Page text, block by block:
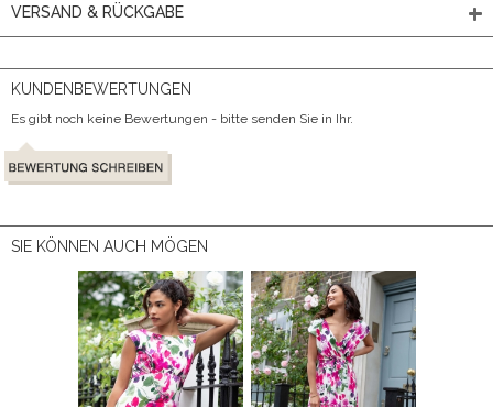
VERSAND & RÜCKGABE
KUNDENBEWERTUNGEN
Es gibt noch keine Bewertungen - bitte senden Sie in Ihr.
SIE KÖNNEN AUCH MÖGEN